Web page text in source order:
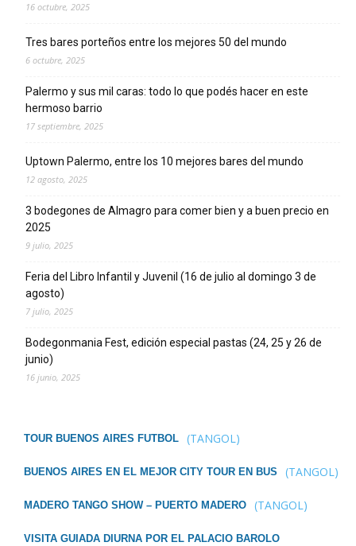
16 octubre, 2025
Tres bares porteños entre los mejores 50 del mundo
6 octubre, 2025
Palermo y sus mil caras: todo lo que podés hacer en este
hermoso barrio
17 septiembre, 2025
Uptown Palermo, entre los 10 mejores bares del mundo
12 agosto, 2025
3 bodegones de Almagro para comer bien y a buen precio en
2025
9 julio, 2025
Feria del Libro Infantil y Juvenil (16 de julio al domingo 3 de
agosto)
7 julio, 2025
Bodegonmania Fest, edición especial pastas (24, 25 y 26 de
junio)
16 junio, 2025
TOUR BUENOS AIRES FUTBOL (TANGOL)
BUENOS AIRES EN EL MEJOR CITY TOUR EN BUS (TANGOL)
MADERO TANGO SHOW – PUERTO MADERO (TANGOL)
VISITA GUIADA DIURNA POR EL PALACIO BAROLO